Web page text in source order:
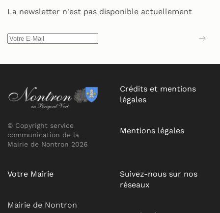
La newsletter n'est pas disponible actuellement
© Copyright service
communication de la
Mairie de Nontron 2026
Crédits et mentions
légales
Mentions légales
Votre Mairie
Mairie de Nontron
Suivez-nous sur nos
réseaux